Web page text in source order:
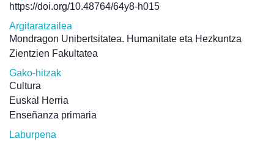
https://doi.org/10.48764/64y8-h015
Argitaratzailea
Mondragon Unibertsitatea. Humanitate eta Hezkuntza
Zientzien Fakultatea
Gako-hitzak
Cultura
Euskal Herria
Enseñanza primaria
Laburpena